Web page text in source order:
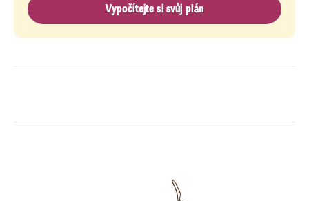
Vypočítejte si svůj plán